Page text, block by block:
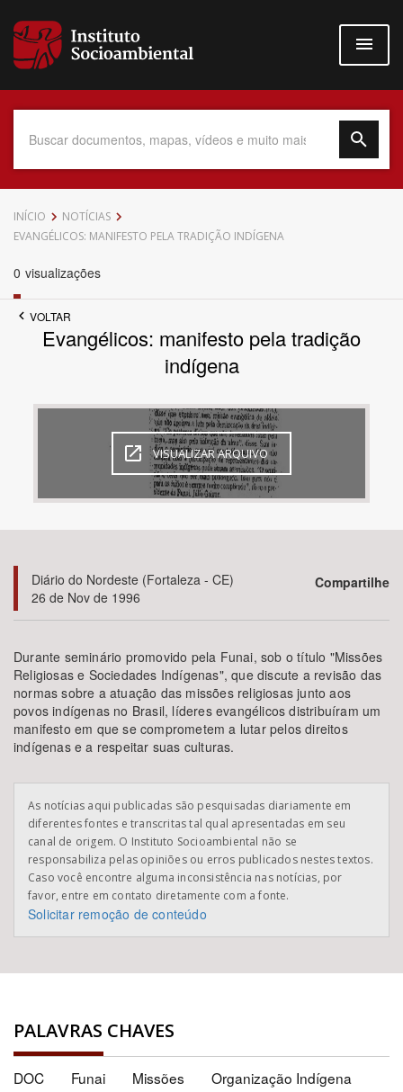
para
conteúdo
Data do Documento
Até
Área de Levantamento
BUSCAR
INÍCIO
NOTÍCIAS
EVANGÉLICOS: MANIFESTO PELA TRADIÇÃO INDÍGENA
0 visualizações
VOLTAR
Evangélicos: manifesto pela tradição
indígena
VISUALIZAR ARQUIVO
Diário do Nordeste (Fortaleza - CE)
26 de Nov de 1996
Compartilhe
Durante seminário promovido pela Funai, sob o título "Missões
Religiosas e Sociedades Indígenas", que discute a revisão das
normas sobre a atuação das missões religiosas junto aos
povos indígenas no Brasil, líderes evangélicos distribuíram um
manifesto em que se comprometem a lutar pelos direitos
indígenas e a respeitar suas culturas.
As notícias aqui publicadas são pesquisadas diariamente em
diferentes fontes e transcritas tal qual apresentadas em seu
canal de origem. O Instituto Socioambiental não se
responsabiliza pelas opiniões ou erros publicados nestes textos.
Caso você encontre alguma inconsistência nas notícias, por
favor, entre em contato diretamente com a fonte.
Solicitar remoção de conteúdo
PALAVRAS CHAVES
DOC Funai Missões
Organização Indígena